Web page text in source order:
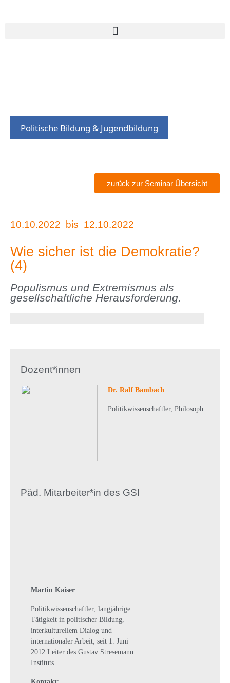
Politische Bildung & Jugendbildung
zurück zur Seminar Übersicht
10.10.2022 bis 12.10.2022
Wie sicher ist die Demokratie?
(4)
Populismus und Extremismus als
gesellschaftliche Herausforderung.
Dozent*innen
Dr. Ralf Bambach
Politikwissenschaftler, Philosoph
Päd. Mitarbeiter*in des GSI
Martin Kaiser
Politikwissenschaftler; langjährige
Tätigkeit in politischer Bildung,
interkulturellem Dialog und
internationaler Arbeit; seit 1. Juni
2012 Leiter des Gustav Stresemann
Instituts